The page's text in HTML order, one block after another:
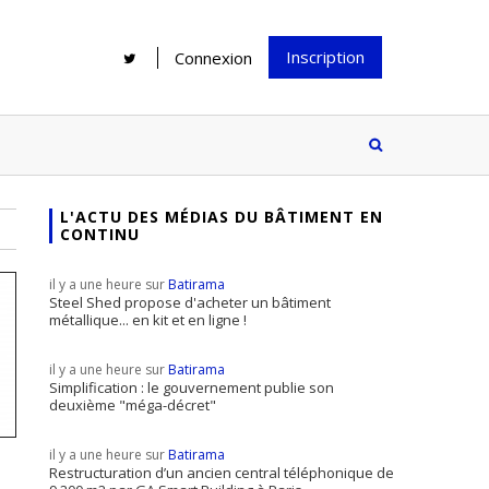
Connexion Inscription
idée mais...
Le print sous toutes ses formes a-t-
il encore sa place dans un monde
Rénover une salle de bains : gagner
supports
inscrire
à notre
L'ACTU DES MÉDIAS DU BÂTIMENT EN
CONTINU
il y a une heure surBatirama
Steel Shed propose d'acheter un bâtiment
métallique... en kit et en ligne !
il y a une heure surBatirama
Simplification : le gouvernement publie son
deuxième "méga-décret"
il y a une heure surBatirama
Restructuration d’un ancien central téléphonique de